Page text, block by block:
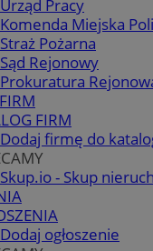
Urząd Pracy
Komenda Miejska
Straż Pożarna
Sąd Rejonowy
Prokuratura
FIRM
Dodaj firmę do
Skup.io - Skup
Dodaj ogłoszenie